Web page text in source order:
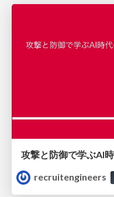
recruitengineers